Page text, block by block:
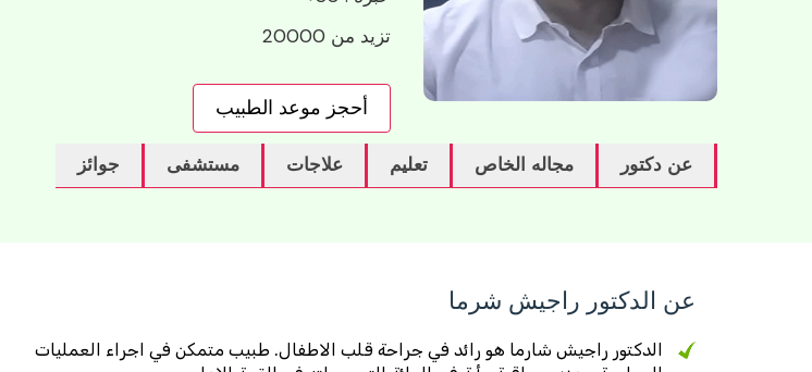
تزيد من 20000
أحجز موعد الطبيب
عن دكتور مجاله الخاص تعليم علاجات مستشفى جوائز
عن الدكتور راجيش شرما
الدكتور راجيش شارما هو رائد في جراحة قلب الاطفال. طبيب متمكن في اجراء العمليات